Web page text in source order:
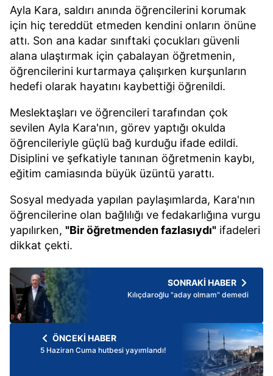
Ayla Kara, saldırı anında öğrencilerini korumak
için hiç tereddüt etmeden kendini onların önüne
attı. Son ana kadar sınıftaki çocukları güvenli
alana ulaştırmak için çabalayan öğretmenin,
öğrencilerini kurtarmaya çalışırken kurşunların
hedefi olarak hayatını kaybettiği öğrenildi.
Meslektaşları ve öğrencileri tarafından çok
sevilen Ayla Kara'nın, görev yaptığı okulda
öğrencileriyle güçlü bağ kurduğu ifade edildi.
Disiplini ve şefkatiyle tanınan öğretmenin kaybı,
eğitim camiasında büyük üzüntü yarattı.
Sosyal medyada yapılan paylaşımlarda, Kara'nın
öğrencilerine olan bağlılığı ve fedakarlığına vurgu
yapılırken, "Bir öğretmenden fazlasıydı" ifadeleri
dikkat çekti.
SONRAKİ HABER
Kılıçdaroğlu "aday olmam" demedi
ÖNCEKİ HABER
5 Haziran Cuma hutbesi yayımlandı!